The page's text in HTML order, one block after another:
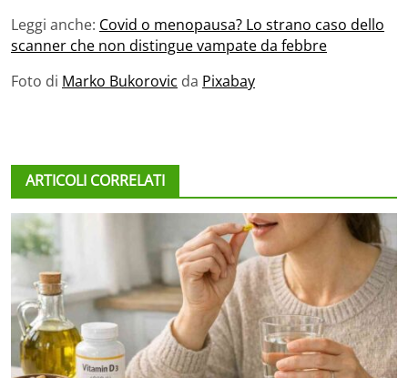
Leggi anche: Covid o menopausa? Lo strano caso dello
scanner che non distingue vampate da febbre
Foto di Marko Bukorovic da Pixabay
ARTICOLI CORRELATI